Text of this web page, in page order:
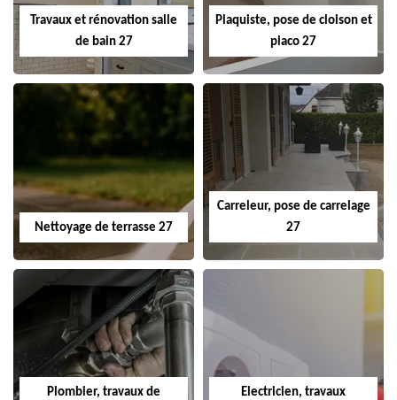
Travaux et rénovation salle
de bain 27
Plaquiste, pose de cloison et
placo 27
Nettoyage de terrasse 27
Carreleur, pose de carrelage
27
Plombier, travaux de
Electricien, travaux